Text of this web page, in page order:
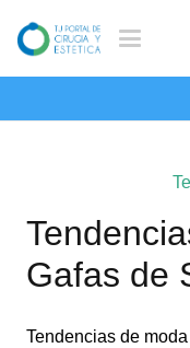
Gafas de
Tendencias de